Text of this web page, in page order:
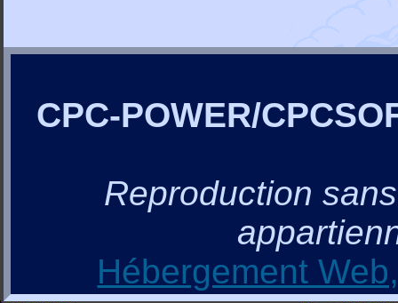
CPC-POWER/
Reproduction
Hébergement